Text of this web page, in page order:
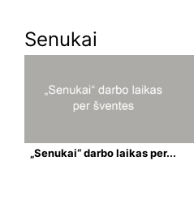
Senukai
„Senukai“ darbo laikas per...